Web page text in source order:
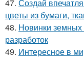
47. Создай
цветы из бумаги,
48. Новинки земных
разработок
49. Интересное в